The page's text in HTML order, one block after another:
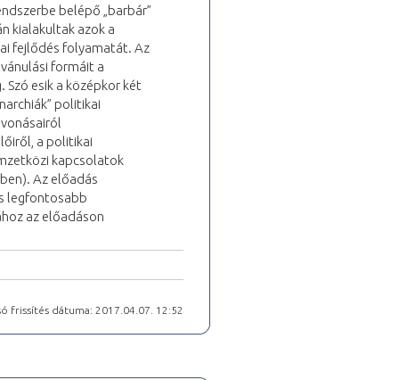
belépő „barbár”
kialakultak azok a
fejlődés folyamatát. Az
formáit a
esik a középkor két
politikai
a politikai
kapcsolatok
Az előadás
legfontosabb
az előadáson
frissítés dátuma: 2017.04.07. 12:52